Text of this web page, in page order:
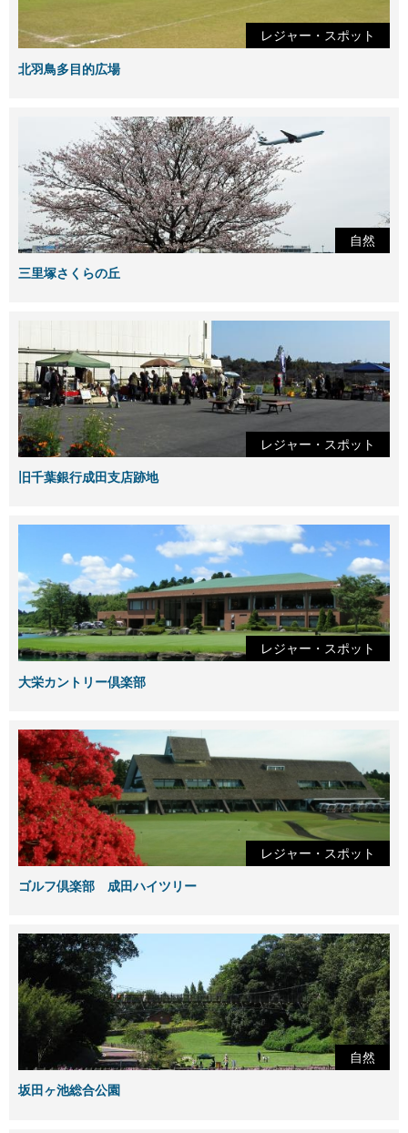
レジャー・スポット
北羽鳥多目的広場
自然
三里塚さくらの丘
レジャー・スポット
旧千葉銀行成田支店跡地
レジャー・スポット
大栄カントリー倶楽部
レジャー・スポット
ゴルフ倶楽部 成田ハイツリー
自然
坂田ヶ池総合公園